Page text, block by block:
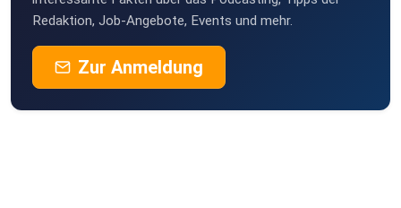
Redaktion, Job-Angebote, Events und mehr.
Zur Anmeldung